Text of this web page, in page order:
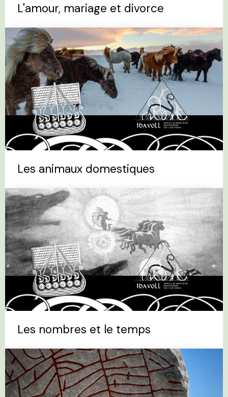
L'amour, mariage et divorce
Les animaux domestiques
Les nombres et le temps